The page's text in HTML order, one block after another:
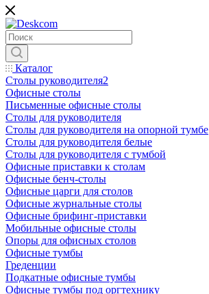
Каталог
Столы руководителя2
Офисные столы
Письменные офисные столы
Столы для руководителя
Столы для руководителя на опорной тумбе
Столы для руководителя белые
Столы для руководителя с тумбой
Офисные приставки к столам
Офисные бенч-столы
Офисные царги для столов
Офисные журнальные столы
Офисные брифинг-приставки
Мобильные офисные столы
Опоры для офисных столов
Офисные тумбы
Греденции
Подкатные офисные тумбы
Офисные тумбы под оргтехнику